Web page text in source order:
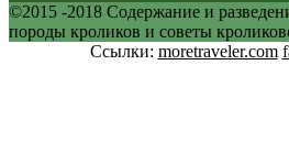
©2015 -2018 Содержание и
породы кроликов и советы
Ссылки: moretraveler.com